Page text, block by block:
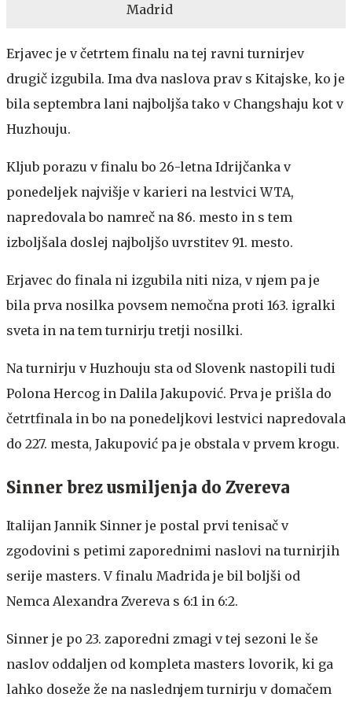
Madrid
Erjavec je v četrtem finalu na tej ravni turnirjev
drugič izgubila. Ima dva naslova prav s Kitajske, ko je
bila septembra lani najboljša tako v Changshaju kot v
Huzhouju.
Kljub porazu v finalu bo 26-letna Idrijčanka v
ponedeljek najvišje v karieri na lestvici WTA,
napredovala bo namreč na 86. mesto in s tem
izboljšala doslej najboljšo uvrstitev 91. mesto.
Erjavec do finala ni izgubila niti niza, v njem pa je
bila prva nosilka povsem nemočna proti 163. igralki
sveta in na tem turnirju tretji nosilki.
Na turnirju v Huzhouju sta od Slovenk nastopili tudi
Polona Hercog in Dalila Jakupović. Prva je prišla do
četrtfinala in bo na ponedeljkovi lestvici napredovala
do 227. mesta, Jakupović pa je obstala v prvem krogu.
Sinner brez usmiljenja do Zvereva
Italijan Jannik Sinner je postal prvi tenisač v
zgodovini s petimi zaporednimi naslovi na turnirjih
serije masters. V finalu Madrida je bil boljši od
Nemca Alexandra Zvereva s 6:1 in 6:2.
Sinner je po 23. zaporedni zmagi v tej sezoni le še
naslov oddaljen od kompleta masters lovorik, ki ga
lahko doseže že na naslednjem turnirju v domačem